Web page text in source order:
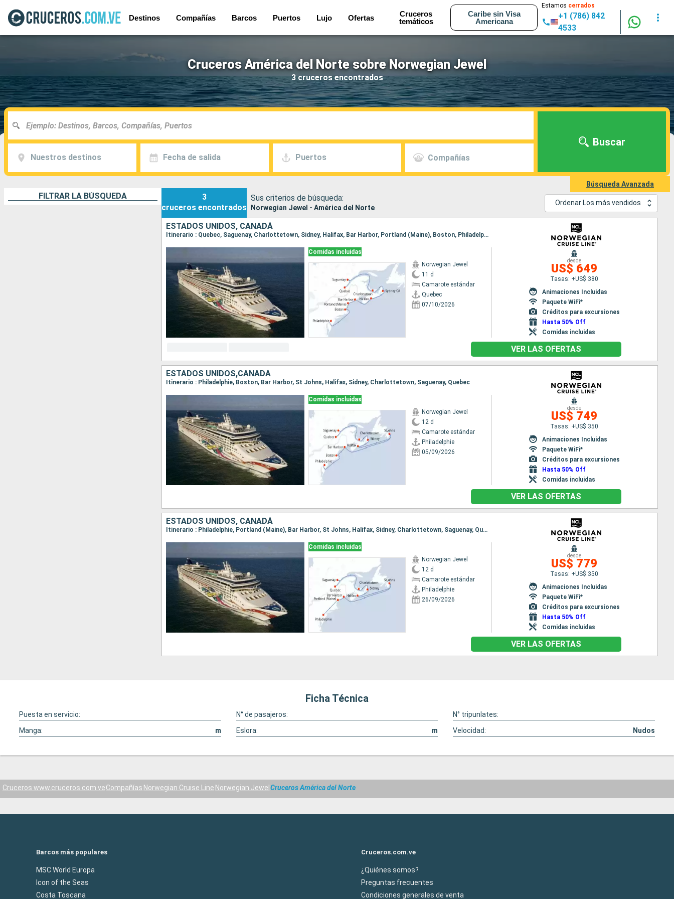
Destinos Compañías Barcos Puertos Lujo Ofertas
Cruceros
temáticos
Caribe sin Visa
Americana
Estamos cerrados
+1 (786) 842
4533
Cruceros América del Norte sobre Norwegian Jewel
3 cruceros encontrados
Nuestros destinos Fecha de salida Puertos Compañías
Buscar
Búsqueda Avanzada
FILTRAR LA BÚSQUEDA
3
cruceros encontrados
Sus criterios de búsqueda:
Norwegian Jewel - América del Norte
Ordenar Los más vendidos
ESTADOS UNIDOS, CANADÁ
Itinerario : Quebec, Saguenay, Charlottetown, Sidney, Halifax, Bar Harbor, Portland (Maine), Boston, Philadelphie
Comidas incluidas
Norwegian Jewel
11 d
Camarote estándar
Quebec
07/10/2026
desde
US$ 649
Tasas: +US$ 380
Animaciones Incluidas
Paquete WiFi*
Créditos para excursiones
Hasta 50% Off
Comidas incluidas
VER LAS OFERTAS
ESTADOS UNIDOS,CANADÁ
Itinerario : Philadelphie, Boston, Bar Harbor, St Johns, Halifax, Sidney, Charlottetown, Saguenay, Quebec
Comidas incluidas
Norwegian Jewel
12 d
Camarote estándar
Philadelphie
05/09/2026
desde
US$ 749
Tasas: +US$ 350
Animaciones Incluidas
Paquete WiFi*
Créditos para excursiones
Hasta 50% Off
Comidas incluidas
VER LAS OFERTAS
ESTADOS UNIDOS, CANADÁ
Itinerario : Philadelphie, Portland (Maine), Bar Harbor, St Johns, Halifax, Sidney, Charlottetown, Saguenay, Quebec
Comidas incluidas
Norwegian Jewel
12 d
Camarote estándar
Philadelphie
26/09/2026
desde
US$ 779
Tasas: +US$ 350
Animaciones Incluidas
Paquete WiFi*
Créditos para excursiones
Hasta 50% Off
Comidas incluidas
VER LAS OFERTAS
Ficha Técnica
Puesta en servicio: N° de pasajeros:
N° tripunlates:
Manga:
m Eslora: m Velocidad: Nudos
Cruceros www.cruceros.com.veCompañías Norwegian Cruise Line Norwegian Jewel Cruceros América del Norte
Barcos más populares
MSC World Europa
Icon of the Seas
Costa Toscana
Cruceros.com.ve
¿Quiénes somos?
Preguntas frecuentes
Condiciones generales de venta